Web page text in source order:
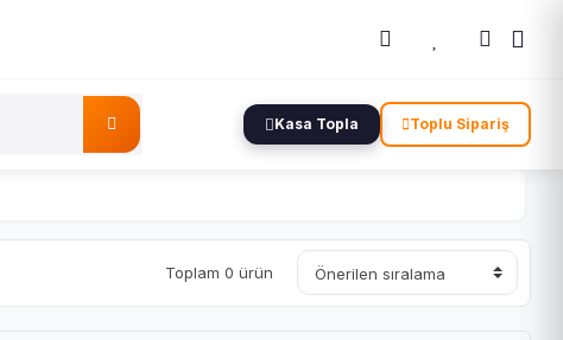
Kasa Topla Toplu Sipariş
Toplam 0 ürün